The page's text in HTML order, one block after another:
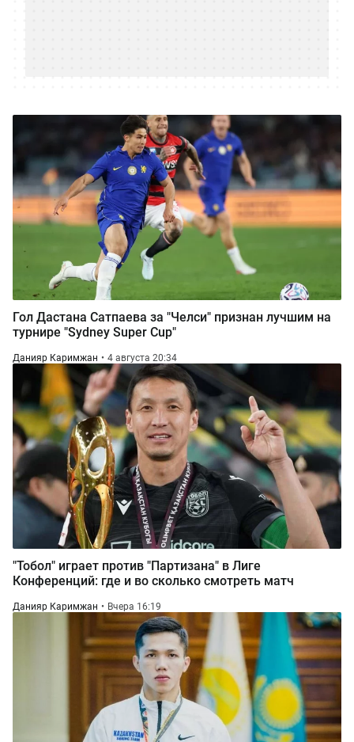
Гол Дастана Сатпаева за "Челси" признан лучшим на
турнире "Sydney Super Cup"
Данияр Каримжан 4 августа 20:34
"Тобол" играет против "Партизана" в Лиге
Конференций: где и во сколько смотреть матч
Данияр Каримжан Вчера 16:19